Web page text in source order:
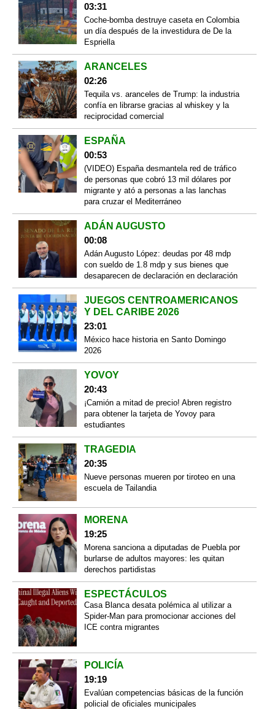
03:31
Coche-bomba destruye caseta en Colombia
un día después de la investidura de De la
Espriella
ARANCELES
02:26
Tequila vs. aranceles de Trump: la industria
confía en librarse gracias al whiskey y la
reciprocidad comercial
ESPAÑA
00:53
(VIDEO) España desmantela red de tráfico
de personas que cobró 13 mil dólares por
migrante y ató a personas a las lanchas
para cruzar el Mediterráneo
ADÁN AUGUSTO
00:08
Adán Augusto López: deudas por 48 mdp
con sueldo de 1.8 mdp y sus bienes que
desaparecen de declaración en declaración
JUEGOS CENTROAMERICANOS
Y DEL CARIBE 2026
23:01
México hace historia en Santo Domingo
2026
YOVOY
20:43
¡Camión a mitad de precio! Abren registro
para obtener la tarjeta de Yovoy para
estudiantes
TRAGEDIA
20:35
Nueve personas mueren por tiroteo en una
escuela de Tailandia
MORENA
19:25
Morena sanciona a diputadas de Puebla por
burlarse de adultos mayores: les quitan
derechos partidistas
ESPECTÁCULOS
Casa Blanca desata polémica al utilizar a
Spider-Man para promocionar acciones del
ICE contra migrantes
POLICÍA
19:19
Evalúan competencias básicas de la función
policial de oficiales municipales